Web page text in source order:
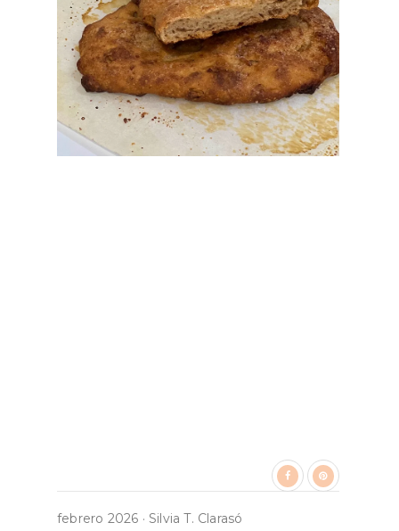
febrero 2026 · Silvia T. Clarasó